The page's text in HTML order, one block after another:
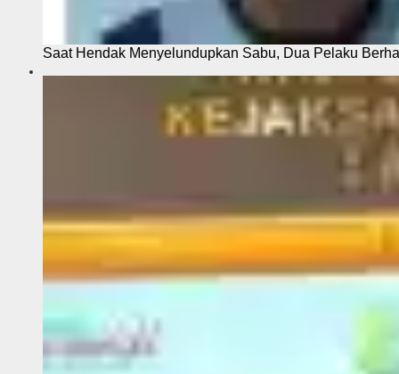
Saat Hendak Menyelundupkan Sabu, Dua Pelaku